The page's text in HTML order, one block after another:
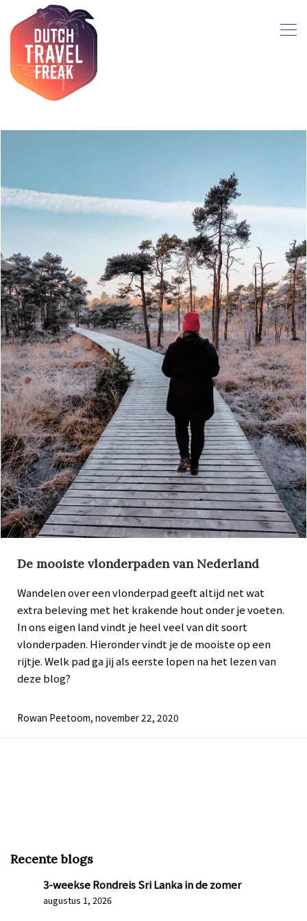
De mooiste vlonderpaden van Nederland
Wandelen over een vlonderpad geeft altijd net wat
extra beleving met het krakende hout onder je voeten.
In ons eigen land vindt je heel veel van dit soort
vlonderpaden. Hieronder vindt je de mooiste op een
rijtje. Welk pad ga jij als eerste lopen na het lezen van
deze blog?
Rowan Peetoom, november 22, 2020
Recente blogs
3-weekse Rondreis Sri Lanka in de zomer
augustus 1, 2026